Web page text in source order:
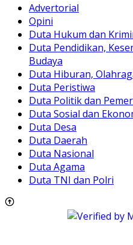
Advertorial
Opini
Duta Hukum dan
Duta Pendidikan,
Budaya
Duta Hiburan,
Duta Peristiwa
Duta Politik dan
Duta Sosial dan
Duta Desa
Duta Daerah
Duta Nasional
Duta Agama
Duta TNI dan Polri